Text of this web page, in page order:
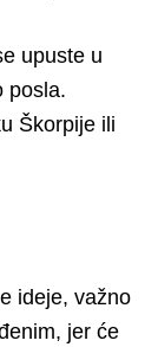
upuste u
posla.
Škorpije ili
ideje, važno
jer će